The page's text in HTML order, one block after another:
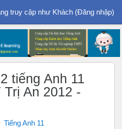
truy cập như Khách (Đăng nhập)
tiếng Anh 11
An 2012 -
Tiếng Anh 11